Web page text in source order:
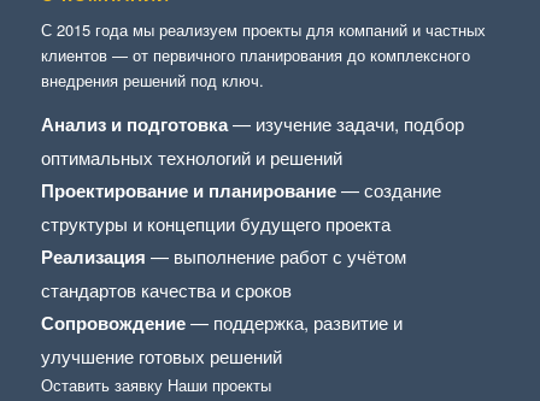
С 2015 года мы реализуем проекты для компаний и частных
клиентов — от первичного планирования до комплексного
внедрения решений под ключ.
Анализ и подготовка— изучение задачи, подбор
оптимальных технологий и решений
Проектирование и планирование— создание
структуры и концепции будущего проекта
Реализация — выполнение работ с учётом
стандартов качества и сроков
Сопровождение— поддержка, развитие и
улучшение готовых решений
Оставить заявку Наши проекты